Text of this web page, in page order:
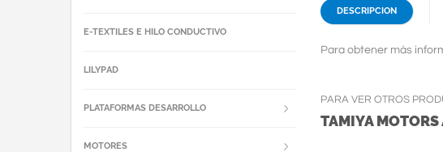
DESCRIPCION
Para obtener más
PARA VER OTROS
TAMIYA
E-TEXTILES E HILO CONDUCTIVO
LILYPAD
PLATAFORMAS DESARROLLO
MOTORES